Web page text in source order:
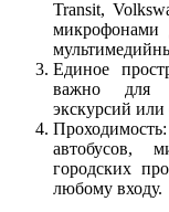
Transit,
микрофонами
Единое
важно для
экскурсий
автобусов,
городских
любому входу.